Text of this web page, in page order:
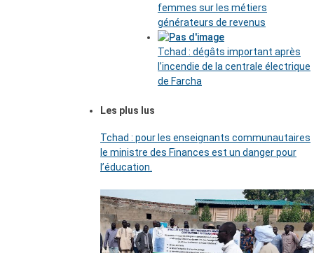
femmes sur les métiers
générateurs de revenus
Tchad : dégâts important après
l’incendie de la centrale électrique
de Farcha
Les plus lus
Tchad : pour les enseignants communautaires
le ministre des Finances est un danger pour
l’éducation.